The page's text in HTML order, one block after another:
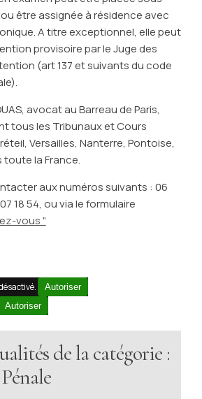
être assignée à résidence avec
A titre exceptionnel, elle peut
provisoire par le Juge des
(art 137 et suivants du code
avocat au Barreau de Paris,
tous les Tribunaux et Cours
Versailles, Nanterre, Pontoise,
toute la France.
aux numéros suivants : 06
18 54, ou via le formulaire
vous "
Autoriser
Autoriser
de la catégorie :